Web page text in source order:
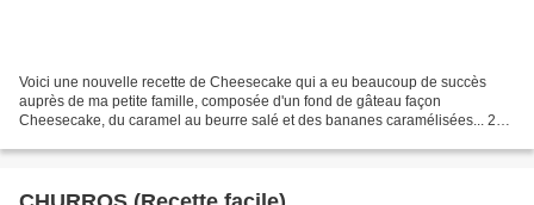
Voici une nouvelle recette de Cheesecake qui a eu beaucoup de succès
auprès de ma petite famille, composée d'un fond de gâteau façon
Cheesecake, du caramel au beurre salé et des bananes caramélisées... 2